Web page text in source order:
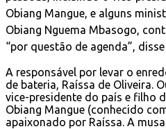
Obiang Mangue, e alguns
Obiang Nguema Mbasogo,
“por questão de agenda”,
A responsável por levar o
de bateria, Raíssa de Oliveira.
vice-presidente do país e filho
Obiang Mangue (conhecido
apaixonado por Raíssa. A